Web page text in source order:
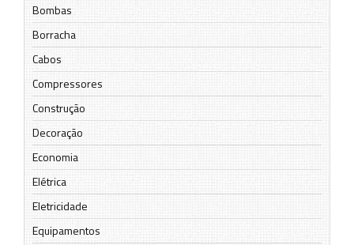
Bombas
Borracha
Cabos
Compressores
Construção
Decoração
Economia
Elétrica
Eletricidade
Equipamentos